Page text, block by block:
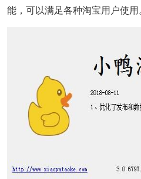
能，可以满足各种淘宝用户使用